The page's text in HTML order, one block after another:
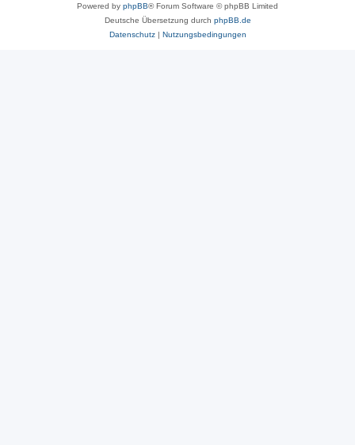
Powered by phpBB® Forum Software © phpBB Limited
Deutsche Übersetzung durch phpBB.de
Datenschutz| Nutzungsbedingungen